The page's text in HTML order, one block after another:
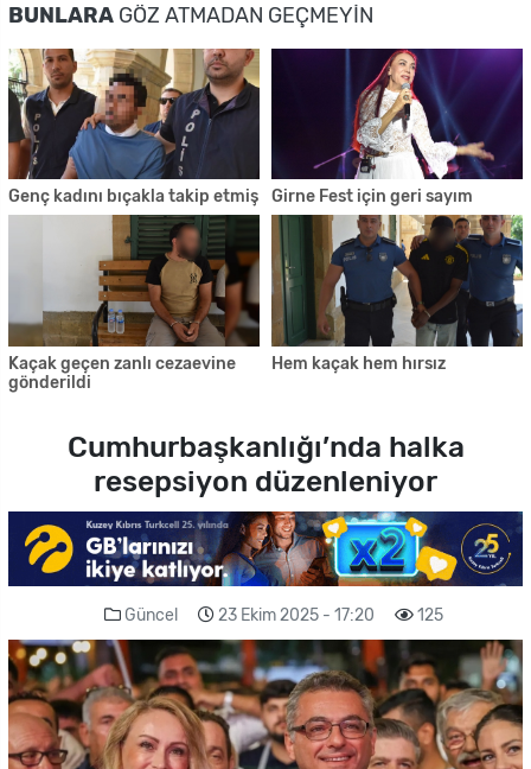
BUNLARA GÖZ ATMADAN GEÇMEYIN
Genç kadını bıçakla takip etmiş Girne Fest için geri sayım
Kaçak geçen zanlı cezaevine
gönderildi
Hem kaçak hem hırsız
Cumhurbaşkanlığı’nda halka
resepsiyon düzenleniyor
Güncel 23 Ekim 2025 - 17:20 125